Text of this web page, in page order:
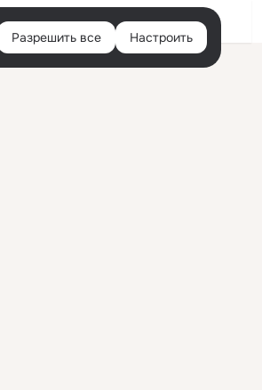
Войти
Разрешить все Настроить